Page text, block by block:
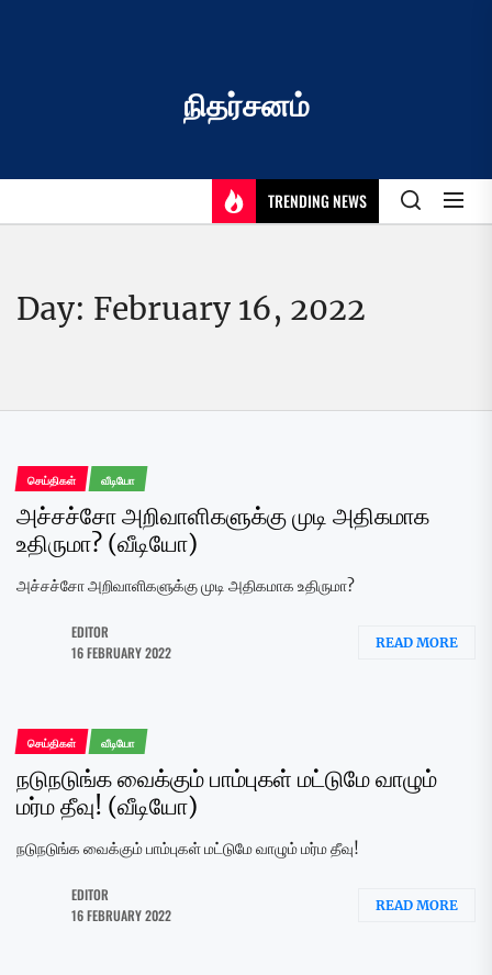
நிதர்சனம்
TRENDING NEWS
Day: February 16, 2022
செய்திகள் வீடியோ
அச்சச்சோ அறிவாளிகளுக்கு முடி அதிகமாக
உதிருமா? (வீடியோ)
அச்சச்சோ அறிவாளிகளுக்கு முடி அதிகமாக உதிருமா?
EDITOR
16 FEBRUARY 2022
READ MORE
செய்திகள் வீடியோ
நடுநடுங்க வைக்கும் பாம்புகள் மட்டுமே வாழும்
மர்ம தீவு! (வீடியோ)
நடுநடுங்க வைக்கும் பாம்புகள் மட்டுமே வாழும் மர்ம தீவு!
EDITOR
16 FEBRUARY 2022
READ MORE